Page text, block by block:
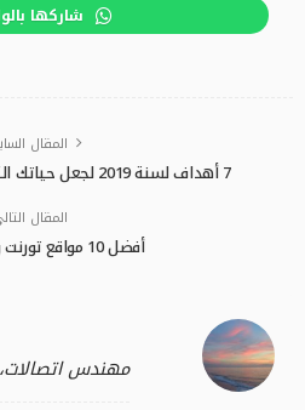
شاركها
المقال
7 أهداف لسنة 2019 لجعل حياتك التقنية أسهل وأكثر إفادة
المقال
أفضل 10 مواقع تورنت وأكثرها شعبية
مهندس